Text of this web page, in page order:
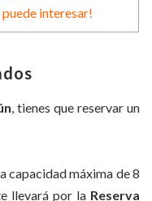
puede interesar!
, tienes que reservar un
capacidad máxima de 8
llevará por la Reserva